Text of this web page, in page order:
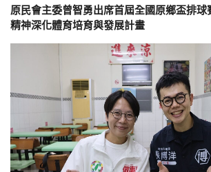
原民會主委曾智勇出席首屆全國原鄉盃排
精神深化體育培育與發展計畫